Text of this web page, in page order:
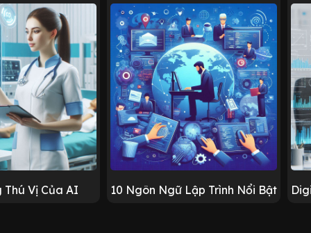
Thú Vị Của AI 10 Ngôn Ngữ Lập Trình Nổi Bật